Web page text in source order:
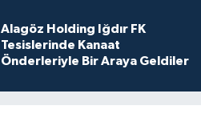
Alagöz Holding Iğdır FK
Tesislerinde Kanaat
Önderleriyle Bir Araya Geldiler